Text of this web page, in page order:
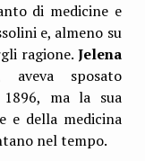
di medicine e
e, almeno su
ragione. Jelena
aveva sposato
ma la sua
e della medicina
nel tempo.